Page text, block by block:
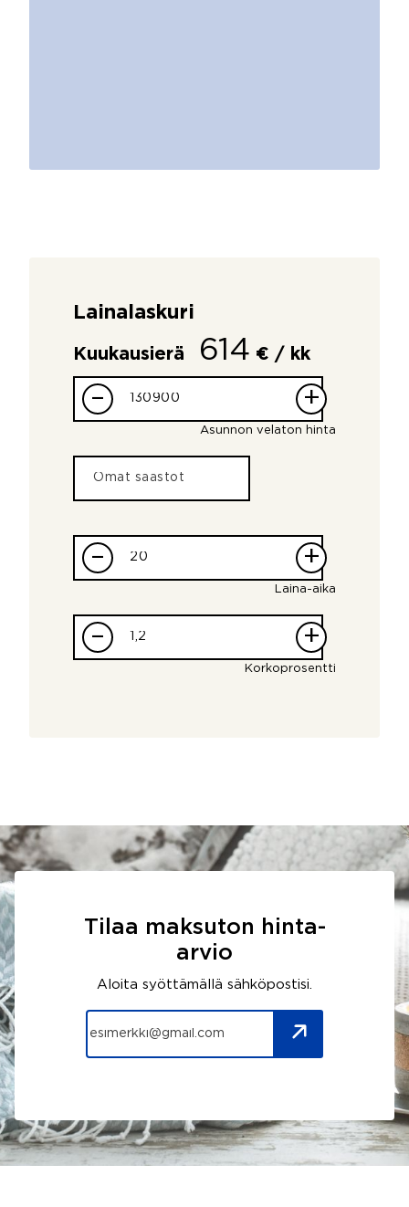
Lainalaskuri
Kuukausierä 614 € / kk
– +
Asunnon velaton hinta
– +
Laina-aika
– +
Korkoprosentti
Tilaa maksuton hinta-
arvio
Aloita syöttämällä sähköpostisi.